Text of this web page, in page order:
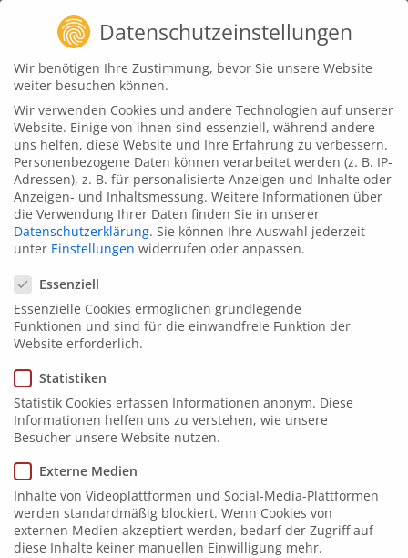
springen
animat3d
Recruitingfilm für OMS
Inventuren GmbH - 2D-
Animation
Für die OMS Inventuren GmbH gestaltete unser
Recruitingfilm, den es auf Deutsch, Ungarisch,
Polnisch und Rumänisch gibt. Die verschiedenen
Sprachversionen sind auf demYouTube-Kanal von
Der Film bietet nicht nur eine ansprechende visuelle
Darstellung, sondern auch eine klare Erklärung der
Unternehmenswerte und der Karrieremöglichkeiten
Datenschutzeinstellungen
Wir benötigen Ihre Zustimmung, bevor Sie unsere Website
weiter besuchen können.
Wir verwenden Cookies und andere Technologien auf unserer
Website. Einige von ihnen sind essenziell, während andere
uns helfen, diese Website und Ihre Erfahrung zu verbessern.
Personenbezogene Daten können verarbeitet werden (z. B. IP-
Adressen), z. B. für personalisierte Anzeigen und Inhalte oder
Anzeigen- und Inhaltsmessung. Weitere Informationen über
die Verwendung Ihrer Daten finden Sie in unserer
Datenschutzerklärung. Sie können Ihre Auswahl jederzeit
unter Einstellungen widerrufen oder anpassen.
Essenziell
Essenzielle Cookies ermöglichen grundlegende
Funktionen und sind für die einwandfreie Funktion der
Website erforderlich.
Statistiken
Statistik Cookies erfassen Informationen anonym. Diese
Informationen helfen uns zu verstehen, wie unsere
Besucher unsere Website nutzen.
Externe Medien
Inhalte von Videoplattformen und Social-Media-Plattformen
werden standardmäßig blockiert. Wenn Cookies von
externen Medien akzeptiert werden, bedarf der Zugriff auf
diese Inhalte keiner manuellen Einwilligung mehr.